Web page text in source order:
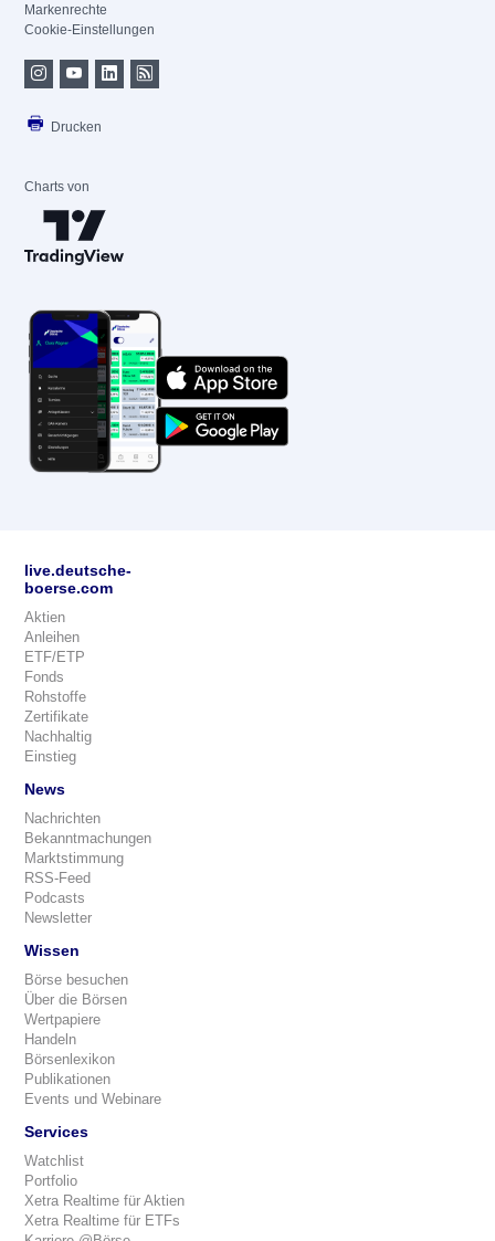
Markenrechte
Cookie-Einstellungen
Drucken
Charts von
live.deutsche-
boerse.com
Aktien
Anleihen
ETF/ETP
Fonds
Rohstoffe
Zertifikate
Nachhaltig
Einstieg
News
Nachrichten
Bekanntmachungen
Marktstimmung
RSS-Feed
Podcasts
Newsletter
Wissen
Börse besuchen
Über die Börsen
Wertpapiere
Handeln
Börsenlexikon
Publikationen
Events und Webinare
Services
Watchlist
Portfolio
Xetra Realtime für Aktien
Xetra Realtime für ETFs